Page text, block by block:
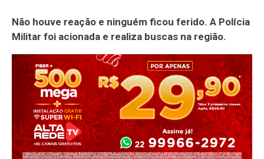
Não houve reação e ninguém ficou ferido. A Polícia
Militar foi acionada e realiza buscas na região.